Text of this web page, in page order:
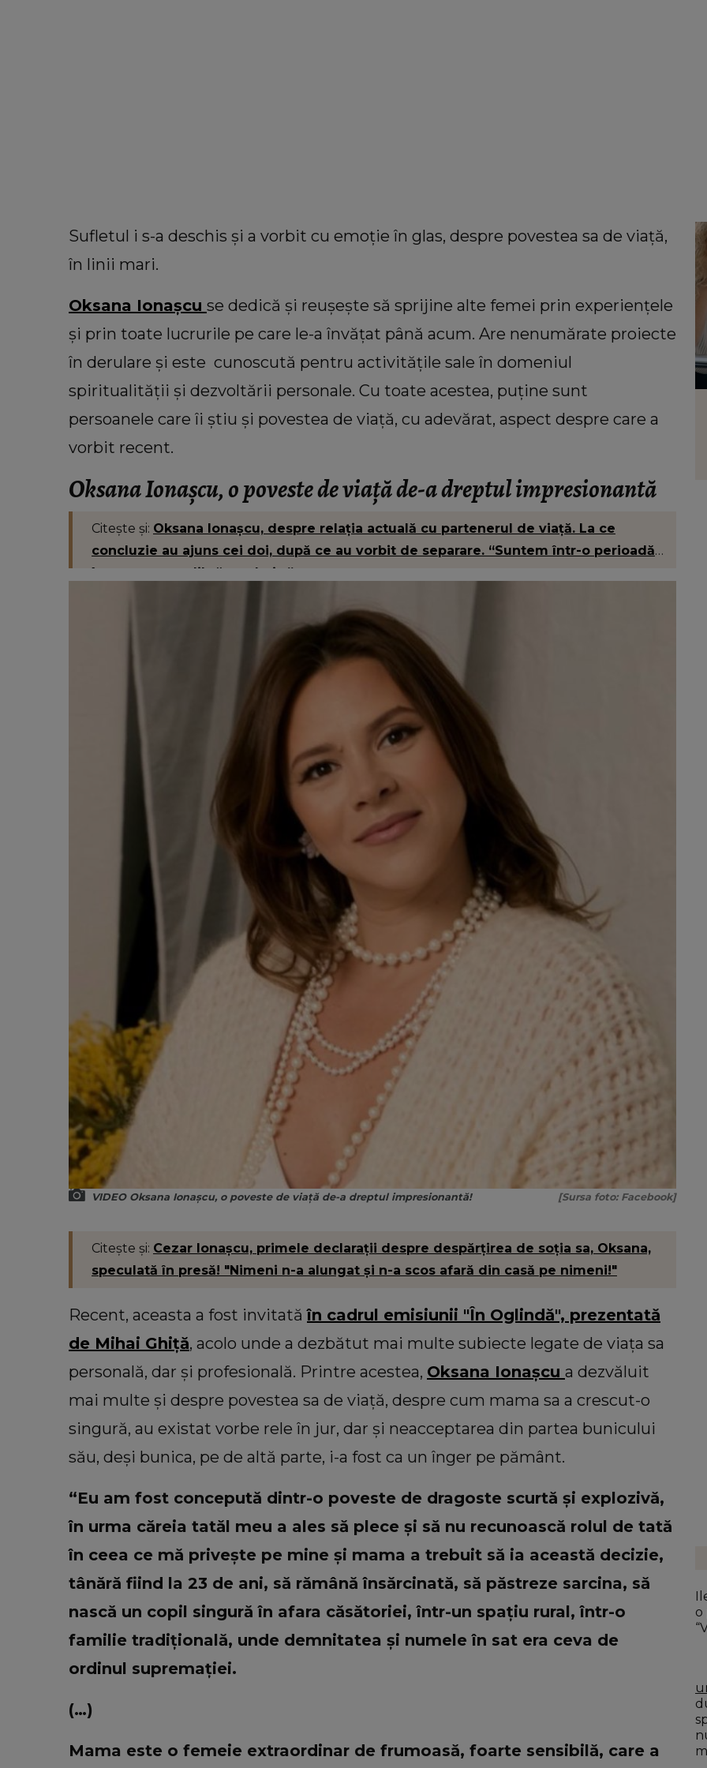
Sufletul i s-a deschis și a vorbit cu emoție în glas, despre povestea sa de viață,
în linii mari.
Oksana Ionașcu se dedică și reușește să sprijine alte femei prin experiențele
și prin toate lucrurile pe care le-a învățat până acum. Are nenumărate proiecte
în derulare și este cunoscută pentru activitățile sale în domeniul
spiritualității și dezvoltării personale. Cu toate acestea, puține sunt
persoanele care îi știu și povestea de viață, cu adevărat, aspect despre care a
vorbit recent.
Oksana Ionașcu, o poveste de viață de-a dreptul impresionantă
Citește și: Oksana Ionașcu, despre relația actuală cu partenerul de viață. La ce
concluzie au ajuns cei doi, după ce au vorbit de separare. “Suntem într-o perioadă
în care ne recalibrăm relația.”
VIDEO Oksana Ionașcu, o poveste de viață de-a dreptul impresionantă! [Sursa foto: Facebook]
Citește și: Cezar Ionașcu, primele declarații despre despărțirea de soția sa, Oksana,
speculată în presă! "Nimeni n-a alungat și n-a scos afară din casă pe nimeni!"
Recent, aceasta a fost invitatăîn cadrul emisiunii "În Oglindă", prezentată
de Mihai Ghiță, acolo unde a dezbătut mai multe subiecte legate de viața sa
personală, dar și profesională. Printre acestea, Oksana Ionașcu a dezvăluit
mai multe și despre povestea sa de viață, despre cum mama sa a crescut-o
singură, au existat vorbe rele în jur, dar și neacceptarea din partea bunicului
său, deși bunica, pe de altă parte, i-a fost ca un înger pe pământ.
“Eu am fost concepută dintr-o poveste de dragoste scurtă și explozivă,
în urma căreia tatăl meu a ales să plece și să nu recunoască rolul de tată
în ceea ce mă privește pe mine și mama a trebuit să ia această decizie,
tânără fiind la 23 de ani, să rămână însărcinată, să păstreze sarcina, să
nască un copil singură în afara căsătoriei, într-un spațiu rural, într-o
familie tradițională, unde demnitatea și numele în sat era ceva de
ordinul supremației.
(…)
Mama este o femeie extraordinar de frumoasă, foarte sensibilă, care a
Bogdan de
cu banii pe
Ileana Sterp, în lacrimi! Ce a făcut-o pe
fiica mamei Geta să plângă: “Va veni
HOROSCOP
Horoscop 8 august 2026: O zodie
o